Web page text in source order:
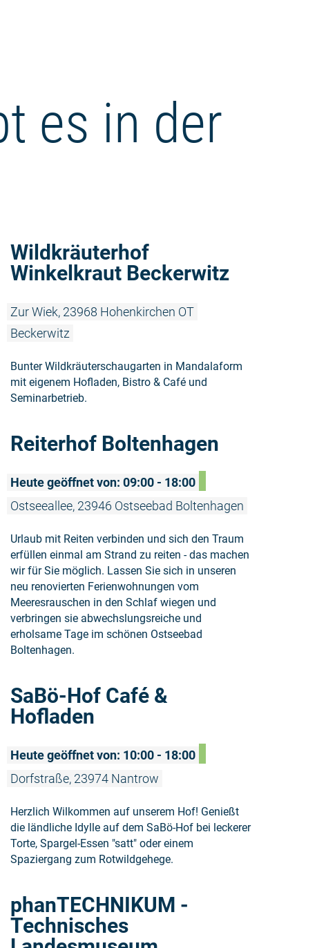
es in der
Wildkräuterhof
Winkelkraut Beckerwitz
Zur Wiek, 23968 Hohenkirchen OT
Beckerwitz
Bunter Wildkräuterschaugarten in Mandalaform
mit eigenem Hofladen, Bistro & Café und
Seminarbetrieb.
Reiterhof Boltenhagen
Heute geöffnet von: 09:00 - 18:00
Ostseeallee, 23946 Ostseebad Boltenhagen
Urlaub mit Reiten verbinden und sich den Traum
erfüllen einmal am Strand zu reiten - das machen
wir für Sie möglich. Lassen Sie sich in unseren
neu renovierten Ferienwohnungen vom
Meeresrauschen in den Schlaf wiegen und
verbringen sie abwechslungsreiche und
erholsame Tage im schönen Ostseebad
Boltenhagen.
SaBö-Hof Café &
Hofladen
Heute geöffnet von: 10:00 - 18:00
Dorfstraße, 23974 Nantrow
Herzlich Wilkommen auf unserem Hof! Genießt
die ländliche Idylle auf dem SaBö-Hof bei leckerer
Torte, Spargel-Essen "satt" oder einem
Spaziergang zum Rotwildgehege.
phanTECHNIKUM -
Technisches